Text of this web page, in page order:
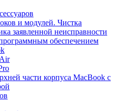
и модулей. Чистка
заявленной неисправности
обеспечением
части корпуса MacBook с